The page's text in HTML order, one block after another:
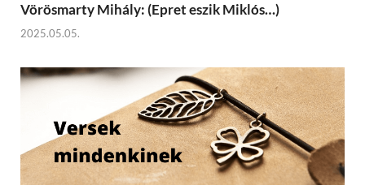
Vörösmarty Mihály: (Epret eszik Miklós…)
2025.05.05.